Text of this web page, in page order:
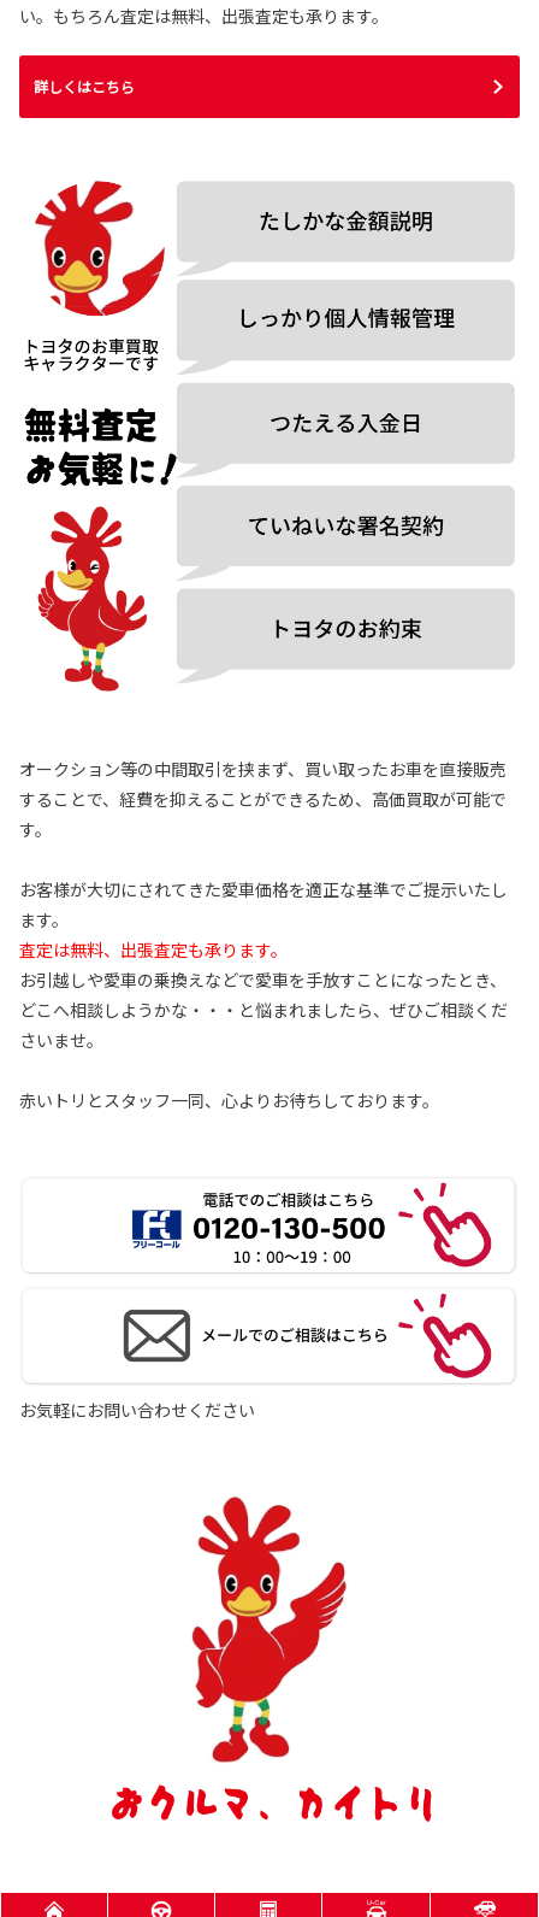
い。もちろん査定は無料、出張査定も承ります。
詳しくはこちら
オークション等の中間取引を挟まず、買い取ったお車を直接販売
することで、経費を抑えることができるため、高価買取が可能で
す。
お客様が大切にされてきた愛車価格を適正な基準でご提示いたし
ます。
査定は無料、出張査定も承ります。
お引越しや愛車の乗換えなどで愛車を手放すことになったとき、
どこへ相談しようかな・・・と悩まれましたら、ぜひご相談くだ
さいませ。
赤いトリとスタッフ一同、心よりお待ちしております。
お気軽にお問い合わせください